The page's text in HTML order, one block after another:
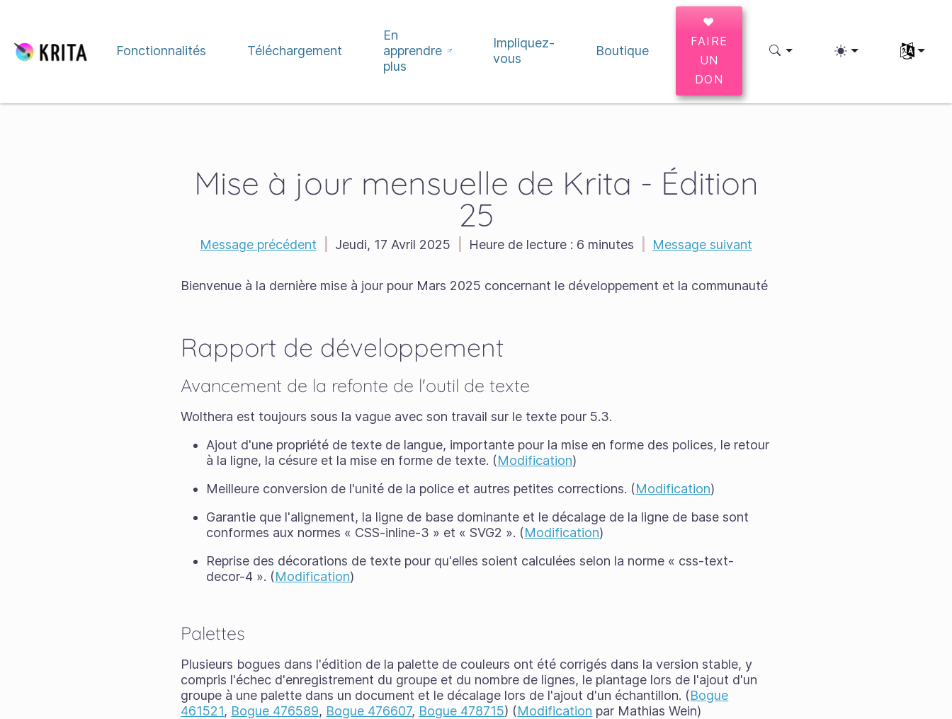
Fonctionnalités Téléchargement
En
apprendre
plus
Impliquez-
vous
Boutique
♥
FAIRE
UN
DON
Mise à jour mensuelle de Krita - Édition
25
Message précédent Jeudi, 17 Avril 2025 Heure de lecture : 6 minutes Message suivant
Bienvenue à la dernière mise à jour pour Mars 2025 concernant le développement et la communauté
Rapport de développement
Avancement de la refonte de l'outil de texte
Wolthera est toujours sous la vague avec son travail sur le texte pour 5.3.
Ajout d'une propriété de texte de langue, importante pour la mise en forme des polices, le retour
à la ligne, la césure et la mise en forme de texte. (Modification)
Meilleure conversion de l'unité de la police et autres petites corrections. (Modification)
Garantie que l'alignement, la ligne de base dominante et le décalage de la ligne de base sont
conformes aux normes « CSS-inline-3 » et « SVG2 ». (Modification)
Reprise des décorations de texte pour qu'elles soient calculées selon la norme « css-text-
decor-4 ». (Modification)
Palettes
Plusieurs bogues dans l'édition de la palette de couleurs ont été corrigés dans la version stable, y
compris l'échec d'enregistrement du groupe et du nombre de lignes, le plantage lors de l'ajout d'un
groupe à une palette dans un document et le décalage lors de l'ajout d'un échantillon. (Bogue
461521, Bogue 476589, Bogue 476607, Bogue 478715) (Modification par Mathias Wein)